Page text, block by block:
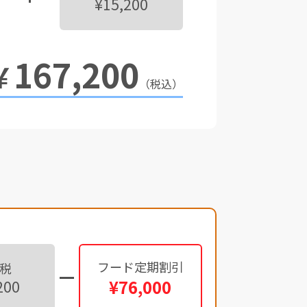
167,200 （税込）
フード定期割引
¥76,000